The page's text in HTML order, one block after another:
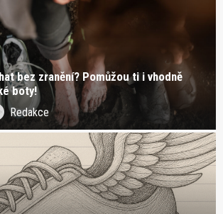
bez zranění? Pomůžou ti i vhodně
boty!
Redakce